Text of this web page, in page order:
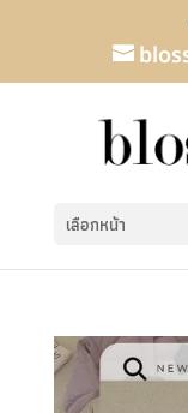
เลือกหน้า